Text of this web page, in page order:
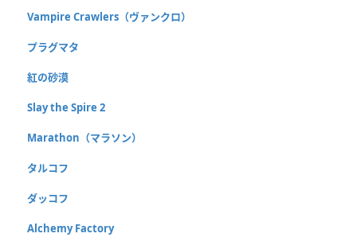
Vampire Crawlers（ヴァンクロ）
プラグマタ
紅の砂漠
Slay the Spire 2
Marathon（マラソン）
タルコフ
ダッコフ
Alchemy Factory